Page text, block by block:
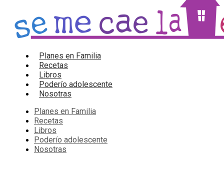
Planes en Familia
Recetas
Libros
Poderío adolescente
Nosotras
Planes en Familia
Recetas
Libros
Poderío adolescente
Nosotras